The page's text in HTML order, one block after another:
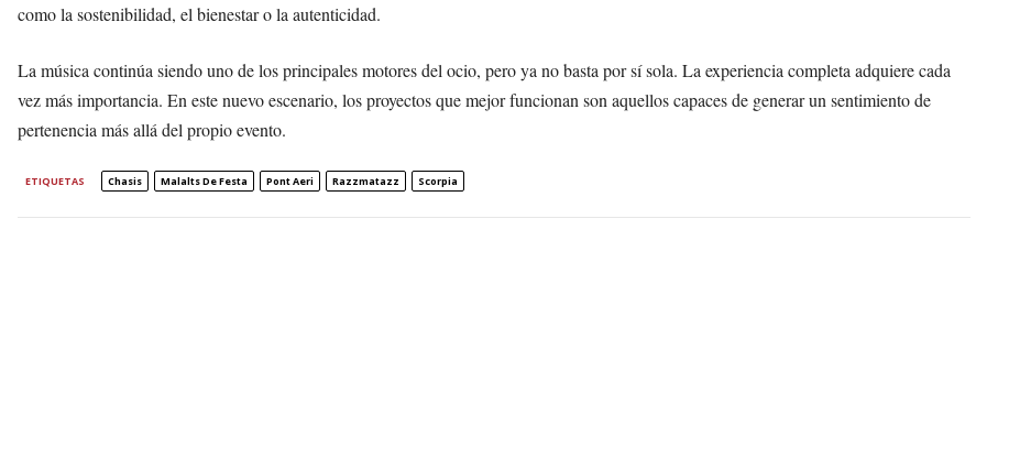
como la sostenibilidad, el bienestar o la autenticidad.
La música continúa siendo uno de los principales motores del ocio, pero ya no basta por sí sola. La experiencia completa adquiere cada
vez más importancia. En este nuevo escenario, los proyectos que mejor funcionan son aquellos capaces de generar un sentimiento de
pertenencia más allá del propio evento.
ETIQUETAS Chasis Malalts De Festa Pont Aeri Razzmatazz Scorpia